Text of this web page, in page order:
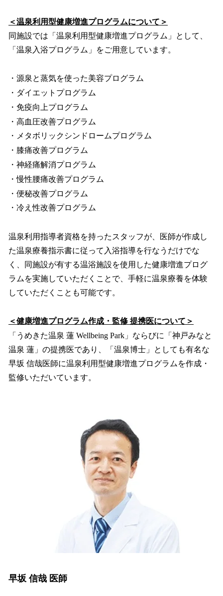
＜温泉利用型健康増進プログラムについて＞
同施設では「温泉利用型健康増進プログラム」として、
「温泉入浴プログラム」をご用意しています。
・源泉と蒸気を使った美容プログラム
・ダイエットプログラム
・免疫向上プログラム
・高血圧改善プログラム
・メタボリックシンドロームプログラム
・膝痛改善プログラム
・神経痛解消プログラム
・慢性腰痛改善プログラム
・便秘改善プログラム
・冷え性改善プログラム
温泉利用指導者資格を持ったスタッフが、医師が作成し
た温泉療養指示書に従って入浴指導を行なうだけでな
く、同施設が有する温浴施設を使用した健康増進プログ
ラムを実施していただくことで、手軽に温泉療養を体験
していただくことも可能です。
＜健康増進プログラム作成・監修 提携医について＞
「うめきた温泉 蓮 Wellbeing Park」ならびに「神戸みなと
温泉 蓮」の提携医であり、「温泉博士」としても有名な
早坂 信哉医師に温泉利用型健康増進プログラムを作成・
監修いただいています。
早坂 信哉 医師